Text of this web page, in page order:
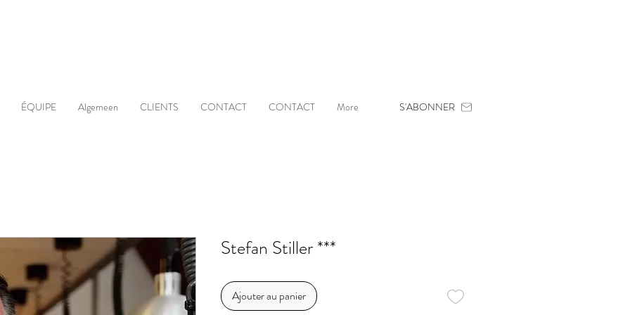
ÉQUIPE Algemeen CLIENTS CONTACT CONTACT More S'ABONNER
Stefan Stiller ***
Ajouter au panier